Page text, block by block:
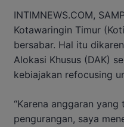
INTIMNEWS.COM,
Kotawaringin Timur
bersabar. Hal itu
Alokasi Khusus (DAK)
kebiajakan refocusing
“Karena anggaran
pengurangan, saya